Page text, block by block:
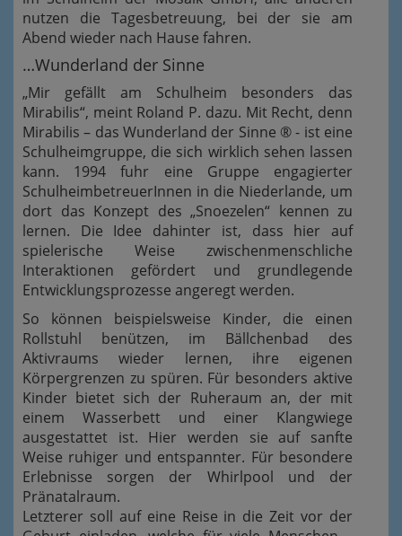
nutzen die Tagesbetreuung, bei der sie am
Abend wieder nach Hause fahren.
…Wunderland der Sinne
„Mir gefällt am Schulheim besonders das
Mirabilis“, meint Roland P. dazu. Mit Recht, denn
Mirabilis – das Wunderland der Sinne ® - ist eine
Schulheimgruppe, die sich wirklich sehen lassen
kann. 1994 fuhr eine Gruppe engagierter
SchulheimbetreuerInnen in die Niederlande, um
dort das Konzept des „Snoezelen“ kennen zu
lernen. Die Idee dahinter ist, dass hier auf
spielerische Weise zwischenmenschliche
Interaktionen gefördert und grundlegende
Entwicklungsprozesse angeregt werden.
So können beispielsweise Kinder, die einen
Rollstuhl benützen, im Bällchenbad des
Aktivraums wieder lernen, ihre eigenen
Körpergrenzen zu spüren. Für besonders aktive
Kinder bietet sich der Ruheraum an, der mit
einem Wasserbett und einer Klangwiege
ausgestattet ist. Hier werden sie auf sanfte
Weise ruhiger und entspannter. Für besondere
Erlebnisse sorgen der Whirlpool und der
Pränatalraum.
Letzterer soll auf eine Reise in die Zeit vor der